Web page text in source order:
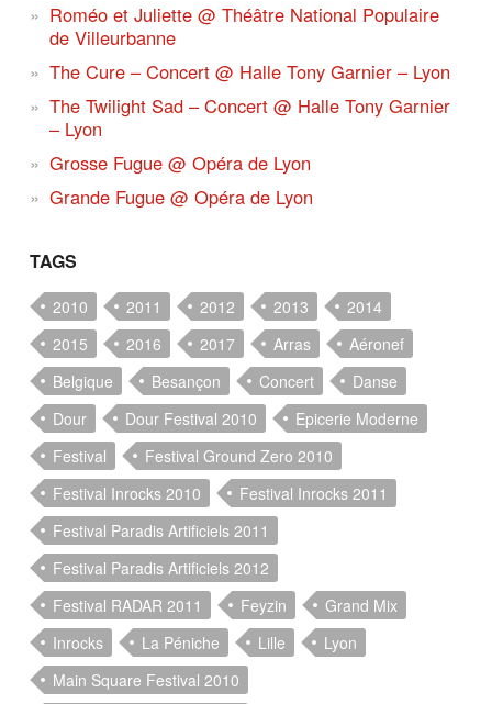
Roméo et Juliette @ Théâtre National Populaire
de Villeurbanne
The Cure – Concert @ Halle Tony Garnier – Lyon
The Twilight Sad – Concert @ Halle Tony Garnier
– Lyon
Grosse Fugue @ Opéra de Lyon
Grande Fugue @ Opéra de Lyon
TAGS
2010 2011 2012 2013
2014
2015
2016 2017 Arras
Aéronef
Belgique
Besançon Concert
Danse
Dour
Dour Festival 2010
Epicerie Moderne
Festival
Festival Ground Zero 2010
Festival Inrocks 2010
Festival Inrocks 2011
Festival Paradis Artificiels 2011
Festival Paradis Artificiels 2012
Festival RADAR 2011
Feyzin
Grand Mix
Inrocks
La Péniche Lille
Lyon
Main Square Festival 2010